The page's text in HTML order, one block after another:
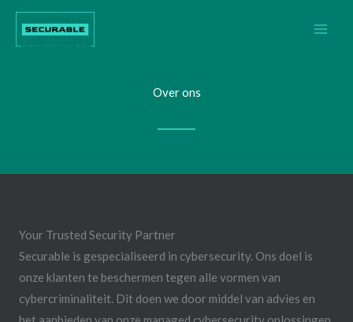
Over ons
Your Trusted Security Partner​
Securable is gespecialiseerd in cybersecurity. Ons doel is
onze klanten te beschermen tegen alle vormen van
cybercriminaliteit. Dit doen we door middel van advies en